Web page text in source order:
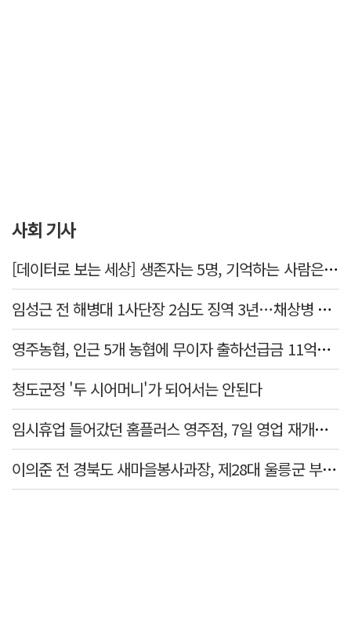
사회 기사
[데이터로 보는 세상] 생존자는 5명, 기억하는 사람은 늘었다
임성근 전 해병대 1사단장 2심도 징역 3년…채상병 순직 책임 유죄
영주농협, 인근 5개 농협에 무이자 출하선급금 11억원 지원…상생 유통망 강화
청도군정 '두 시어머니'가 되어서는 안된다
임시휴업 들어갔던 홈플러스 영주점, 7일 영업 재개…지하 1층만 운영
이의준 전 경북도 새마을봉사과장, 제28대 울릉군 부군수 취임